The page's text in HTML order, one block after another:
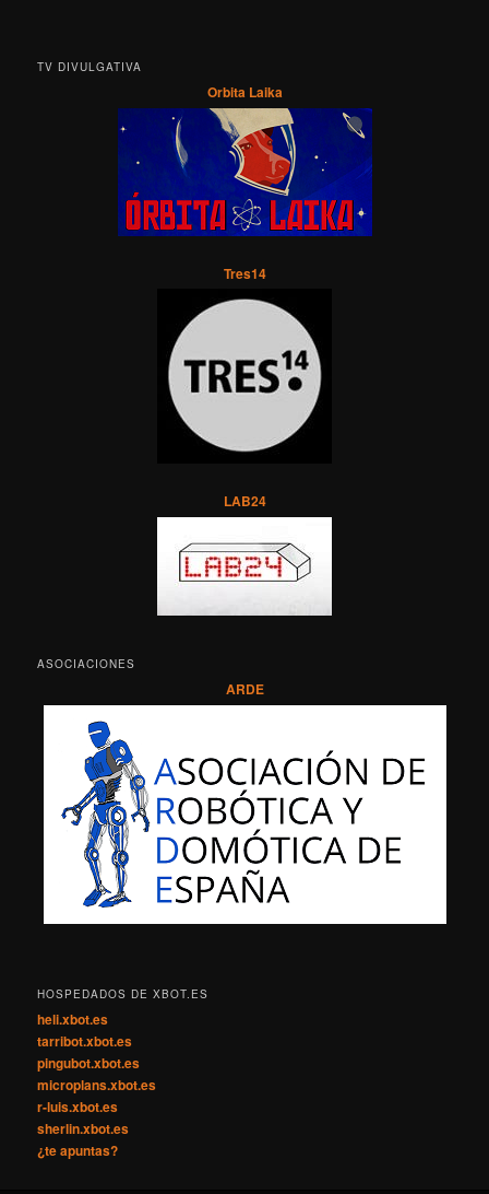
TV DIVULGATIVA
Orbita Laika
Tres14
LAB24
ASOCIACIONES
ARDE
HOSPEDADOS DE XBOT.ES
heli.xbot.es
tarribot.xbot.es
pingubot.xbot.es
microplans.xbot.es
r-luis.xbot.es
sherlin.xbot.es
¿te apuntas?